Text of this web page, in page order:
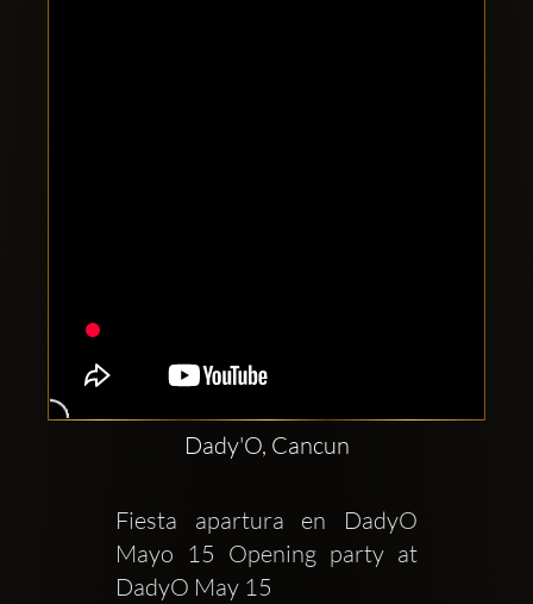
konton
Dady'O, Cancun
Fiesta apartura en DadyO
Mayo 15 Opening party at
DadyO May 15